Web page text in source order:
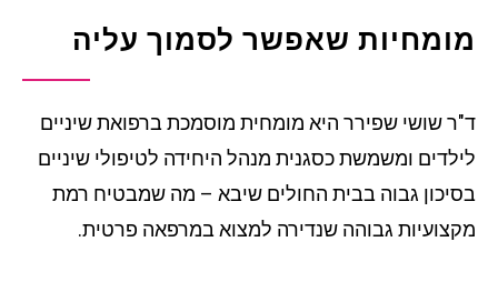
מומחיות שאפשר לסמוך עליה
ד"ר שושי שפירר היא מומחית מוסמכת ברפואת שיניים
לילדים ומשמשת כסגנית מנהל היחידה לטיפולי שיניים
בסיכון גבוה בבית החולים שיבא – מה שמבטיח רמת
מקצועיות גבוהה שנדירה למצוא במרפאה פרטית.